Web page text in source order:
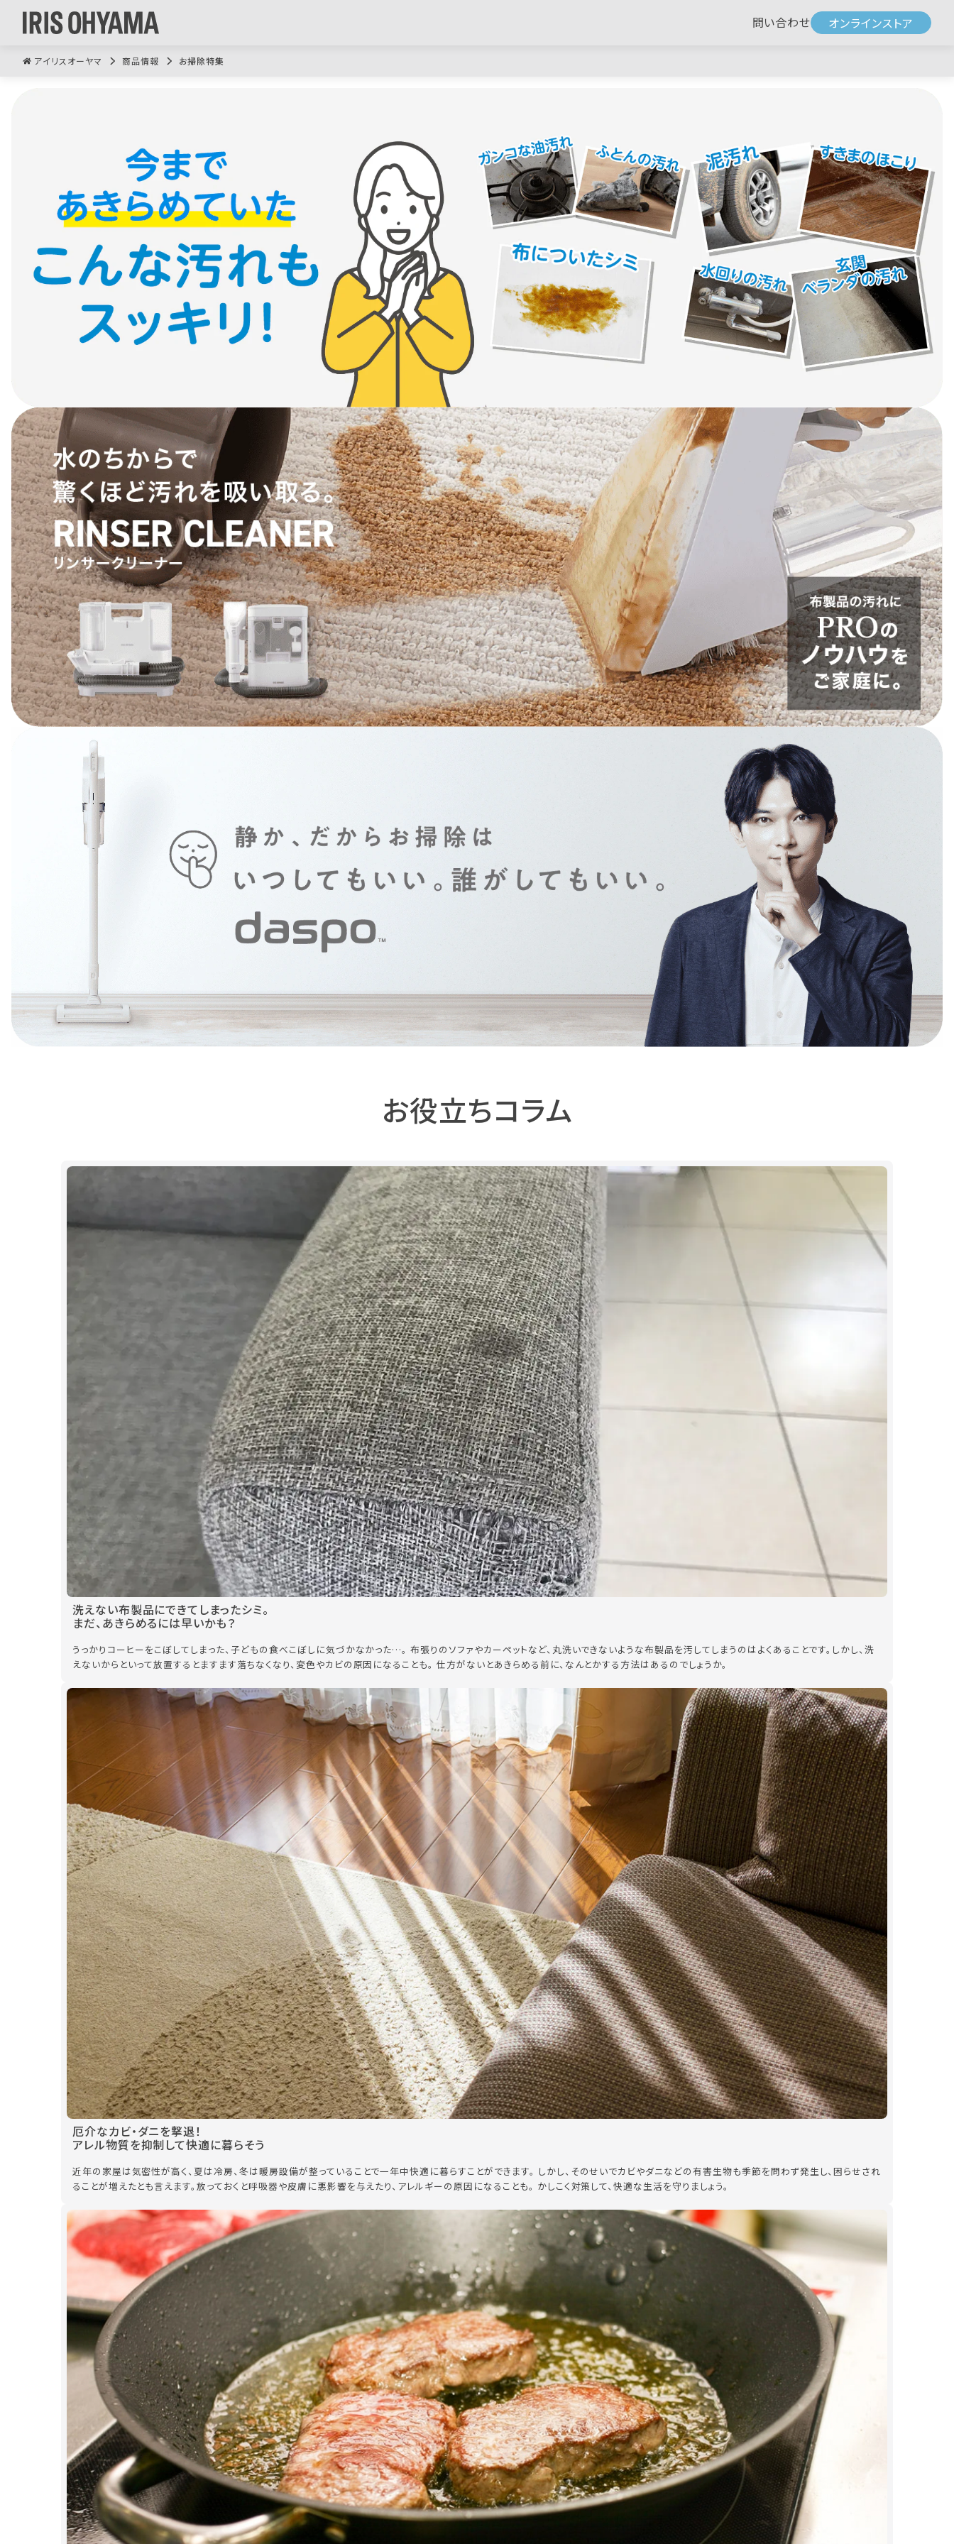
問い合わせ オンラインストア
アイリスオーヤマ 商品情報 お掃除特集
お役立ちコラム
洗えない布製品にできてしまったシミ。
まだ、あきらめるには早いかも？
うっかりコーヒーをこぼしてしまった、子どもの食べこぼしに気づかなかった…。 布張りのソファやカーペットなど、丸洗いできないような布製品を汚してしまうのはよくあることです。しかし、洗
えないからといって放置するとますます落ちなくなり、変色やカビの原因になることも。 仕方がないとあきらめる前に、なんとかする方法はあるのでしょうか。
厄介なカビ・ダニを撃退！
アレル物質を抑制して快適に暮らそう
近年の家屋は気密性が高く、夏は冷房、冬は暖房設備が整っていることで一年中快適に暮らすことができます。 しかし、そのせいでカビやダニなどの有害生物も季節を問わず発生し、困らせされ
ることが増えたとも言えます。放っておくと呼吸器や皮膚に悪影響を与えたり、アレルギーの原因になることも。 かしこく対策して、快適な生活を守りましょう。